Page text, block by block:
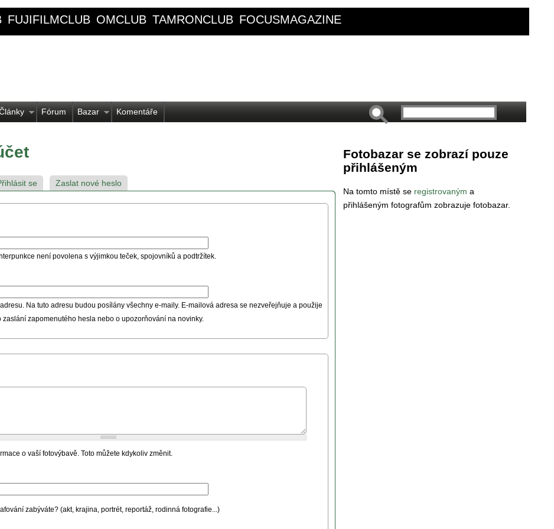
FUJIFILMCLUB OMCLUB TAMRONCLUB FOCUSMAGAZINE
Fórum Bazar Komentáře
se Zaslat nové heslo
není povolena s výjimkou teček, spojovníků a podtržítek.
Na tuto adresu budou posílány všechny e-maily. E-mailová adresa se nezveřejňuje a použije
zapomenutého hesla nebo o upozorňování na novinky.
o vaší fotovýbavě. Toto můžete kdykoliv změnit.
zabýváte? (akt, krajina, portrét, reportáž, rodinná fotografie...)
Fotobazar se zobrazí pouze
přihlášeným
Na tomto místě se registrovaným a
přihlášeným fotografům zobrazuje fotobazar.